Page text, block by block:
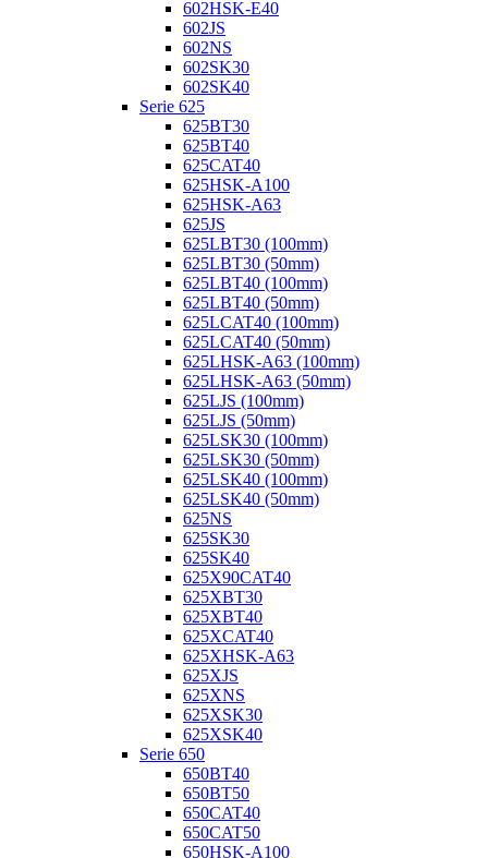
602HSK-E40
602JS
602NS
602SK30
602SK40
Serie 625
625BT30
625BT40
625CAT40
625HSK-A100
625HSK-A63
625JS
625LBT30 (100mm)
625LBT30 (50mm)
625LBT40 (100mm)
625LBT40 (50mm)
625LCAT40 (100mm)
625LCAT40 (50mm)
625LHSK-A63 (100mm)
625LHSK-A63 (50mm)
625LJS (100mm)
625LJS (50mm)
625LSK30 (100mm)
625LSK30 (50mm)
625LSK40 (100mm)
625LSK40 (50mm)
625NS
625SK30
625SK40
625X90CAT40
625XBT30
625XBT40
625XCAT40
625XHSK-A63
625XJS
625XNS
625XSK30
625XSK40
Serie 650
650BT40
650BT50
650CAT40
650CAT50
650HSK-A100